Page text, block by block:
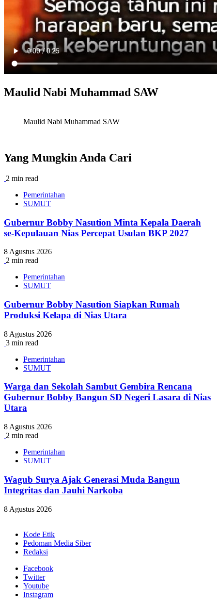
Maulid Nabi Muhammad SAW
Maulid Nabi Muhammad SAW
Yang Mungkin Anda Cari
2 min read
Pemerintahan
SUMUT
Gubernur Bobby Nasution Minta Kepala Daerah
se-Kepulauan Nias Percepat Usulan BKP 2027
8 Agustus 2026
2 min read
Pemerintahan
SUMUT
Gubernur Bobby Nasution Siapkan Rumah
Produksi Kelapa di Nias Utara
8 Agustus 2026
3 min read
Pemerintahan
SUMUT
Warga dan Sekolah Sambut Gembira Rencana
Gubernur Bobby Bangun SD Negeri Lasara di Nias
Utara
8 Agustus 2026
2 min read
Pemerintahan
SUMUT
Wagub Surya Ajak Generasi Muda Bangun
Integritas dan Jauhi Narkoba
8 Agustus 2026
Kode Etik
Pedoman Media Siber
Redaksi
Facebook
Twitter
Youtube
Instagram